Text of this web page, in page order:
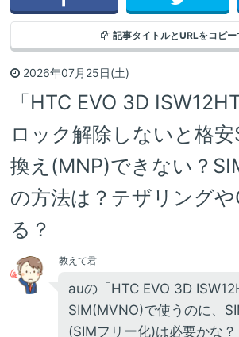
記事タイトルとURLをコピー
2026年07月25日(土)
「HTC EVO 3D
ロック解除しないと格安
換え(MNP)できない？
の方法は？テザリングや
る？
教えて君
auの「HTC EVO 3D
SIM(MVNO)で使うのに、
(SIMフリー化)は必要かな？